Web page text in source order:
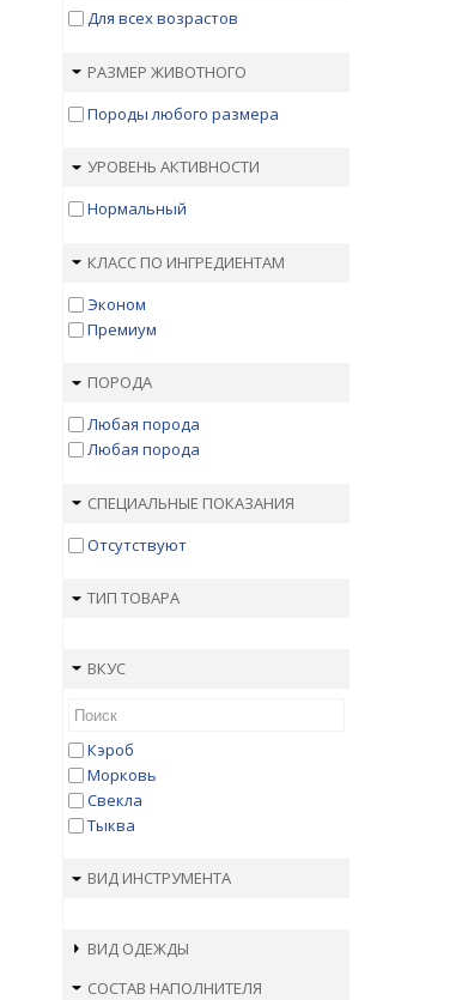
Для всех возрастов
РАЗМЕР ЖИВОТНОГО
Породы любого размера
УРОВЕНЬ АКТИВНОСТИ
Нормальный
КЛАСС ПО ИНГРЕДИЕНТАМ
Эконом
Премиум
ПОРОДА
Любая порода
Любая порода
СПЕЦИАЛЬНЫЕ ПОКАЗАНИЯ
Отсутствуют
ТИП ТОВАРА
ВКУС
Кэроб
Морковь
Свекла
Тыква
ВИД ИНСТРУМЕНТА
ВИД ОДЕЖДЫ
СОСТАВ НАПОЛНИТЕЛЯ